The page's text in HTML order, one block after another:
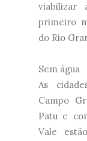
viabilizar
primeiro
do Rio
Sem água
As
Campo
Patu e
Vale